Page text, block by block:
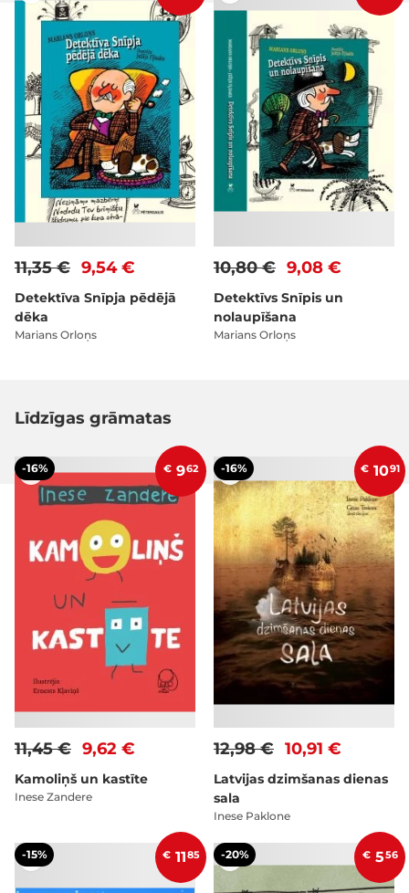
9,54 €
11,35 €
Detektīva Snīpja pēdējā
dēka
Marians Orloņs
9,08 €
10,80 €
Detektīvs Snīpis un
nolaupīšana
Marians Orloņs
Līdzīgas grāmatas
-16% € 962
9,62 €
11,45 €
Kamoliņš un kastīte
Inese Zandere
-16% € 1091
10,91 €
12,98 €
Latvijas dzimšanas dienas
sala
Inese Paklone
-15% € 1185 -20% € 556